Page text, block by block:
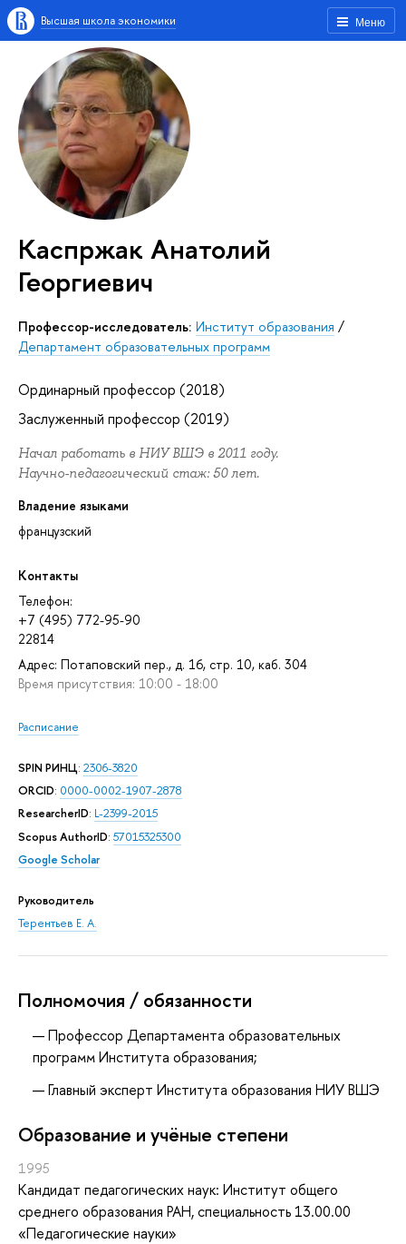
Меню
Высшая школа экономики
Каспржак Анатолий
Георгиевич
Профессор-исследователь: Институт образования /
Департамент образовательных программ
Ординарный профессор (2018)
Заслуженный профессор (2019)
Начал работать в НИУ ВШЭ в 2011 году.
Научно-педагогический стаж: 50 лет.
Владение языками
французский
Контакты
Телефон:
+7 (495) 772-95-90
22814
Адрес: Потаповский пер., д. 16, стр. 10, каб. 304
Время присутствия: 10:00 - 18:00
Расписание
SPIN РИНЦ: 2306-3820
ORCID: 0000-0002-1907-2878
ResearcherID: L-2399-2015
Scopus AuthorID: 57015325300
Google Scholar
Руководитель
Терентьев Е. А.
Полномочия / обязанности
Профессор Департамента образовательных
программ Института образования;
Главный эксперт Института образования НИУ ВШЭ
Oбразование и учёные степени
1995
Кандидат педагогических наук: Институт общего
среднего образования РАН, специальность 13.00.00
«Педагогические науки»